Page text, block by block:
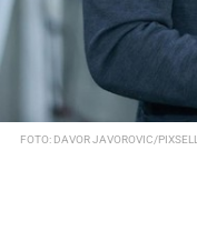
FOTO: DAVOR JAVOROVIC/PIXSELL